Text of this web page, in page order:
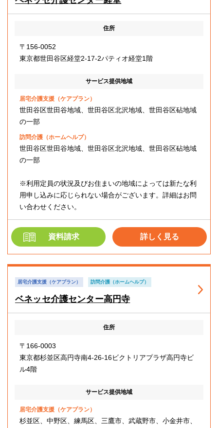
住所
〒156-0052
東京都世田谷区経堂2-17-2パティオ経堂1階
サービス提供地域
居宅介護支援（ケアプラン）
世田谷区世田谷地域、世田谷区北沢地域、世田谷区砧地域
の一部
訪問介護（ホームヘルプ）
世田谷区世田谷地域、世田谷区北沢地域、世田谷区砧地域
の一部
※利用定員の状況及びお住まいの地域によっては新たな利
用申し込みに応じられない場合がございます。詳細はお問
い合わせください。
資料請求 詳しく見る
居宅介護支援（ケアプラン） 訪問介護（ホームヘルプ）
ベネッセ介護センター高円寺
住所
〒166-0003
東京都杉並区高円寺南4-26-16ビクトリアプラザ高円寺ビ
ル4階
サービス提供地域
居宅介護支援（ケアプラン）
杉並区、中野区、練馬区、三鷹市、武蔵野市、小金井市、